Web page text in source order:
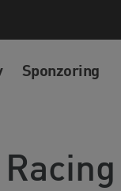
Sponzoring